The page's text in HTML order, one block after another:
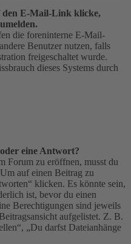
den E-Mail-Link klicke,
die foreninterne E-Mail-
Benutzer nutzen, falls
freigeschaltet wurde.
dieses Systems durch
eine Antwort?
Forum zu eröffnen, musst du
auf einen Beitrag zu
klicken. Es könnte sein,
ist, bevor du einen
Berechtigungen sind jeweils
aufgelistet. Z. B.
„Du darfst Dateianhänge